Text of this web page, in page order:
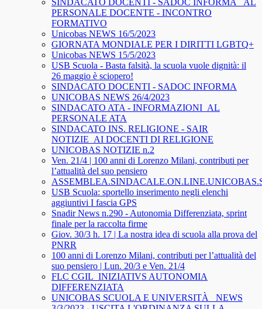
SINDACATO DOCENTI - SADOC INFORMA_ AL
PERSONALE DOCENTE - INCONTRO
FORMATIVO
Unicobas NEWS 16/5/2023
GIORNATA MONDIALE PER I DIRITTI LGBTQ+
Unicobas NEWS 15/5/2023
USB Scuola - Basta falsità, la scuola vuole dignità: il
26 maggio è sciopero!
SINDACATO DOCENTI - SADOC INFORMA
UNICOBAS NEWS 26/4/2023
SINDACATO ATA - INFORMAZIONI_AL
PERSONALE ATA
SINDACATO INS. RELIGIONE - SAIR
NOTIZIE_AI DOCENTI DI RELIGIONE
UNICOBAS NOTIZIE n.2
Ven. 21/4 | 100 anni di Lorenzo Milani, contributi per
l’attualità del suo pensiero
USB Scuola: sportello inserimento negli elenchi
aggiuntivi I fascia GPS
Snadir News n.290 - Autonomia Differenziata, sprint
finale per la raccolta firme
Giov. 30/3 h. 17 | La nostra idea di scuola alla prova del
PNRR
100 anni di Lorenzo Milani, contributi per l’attualità del
suo pensiero | Lun. 20/3 e Ven. 21/4
FLC CGIL_INIZIATIVS AUTONOMIA
DIFFERENZIATA
UNICOBAS SCUOLA E UNIVERSITÀ _NEWS